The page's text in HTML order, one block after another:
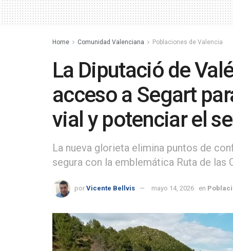
Home Comunidad Valenciana Poblaciones de Valencia
La Diputació de
acceso a Segart
vial y potenciar el
La nueva glorieta elimina puntos de
segura con la emblemática Ruta de las
por Vicente Bellvis mayo 14, 2026 en